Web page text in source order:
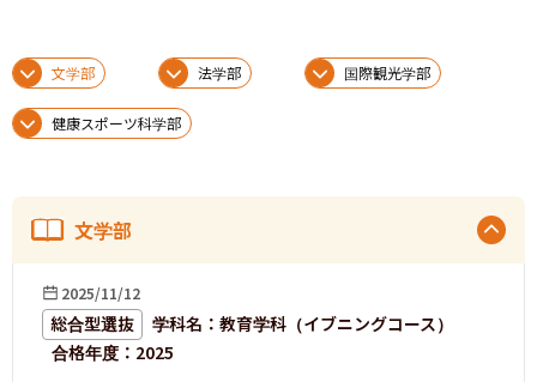
文学部 法学部 国際観光学部
健康スポーツ科学部
文学部
2025/11/12
総合型選抜 学科名 ： 教育学科（イブニングコース）
合格年度： 2025